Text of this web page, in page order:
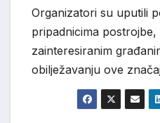
Organizatori su uputili
pripadnicima
zainteresiranim
obilježavanju ove